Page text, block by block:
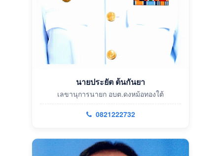
นายประยัต ต้นกันยา
เลขานุการนายก อบต.ดงหม้อทองใต้
0821222732